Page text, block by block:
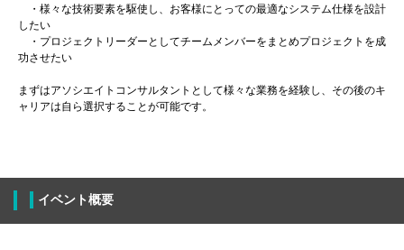
・様々な技術要素を駆使し、お客様にとっての最適なシステム仕様を設計
したい
・プロジェクトリーダーとしてチームメンバーをまとめプロジェクトを成
功させたい
まずはアソシエイトコンサルタントとして様々な業務を経験し、その後のキ
ャリアは自ら選択することが可能です。
イベント概要